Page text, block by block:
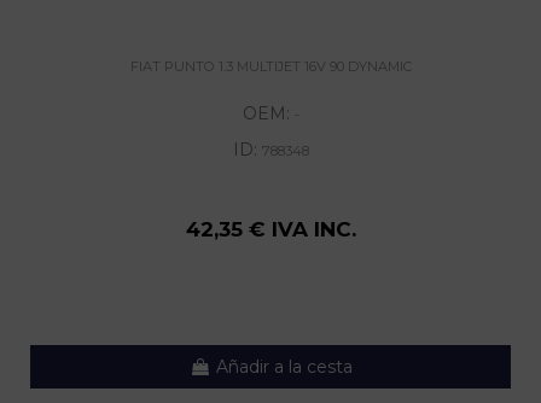
FIAT PUNTO 1.3 MULTIJET 16V 90 DYNAMIC
OEM: -
ID: 788348
42,35 € IVA INC.
Añadir a la cesta